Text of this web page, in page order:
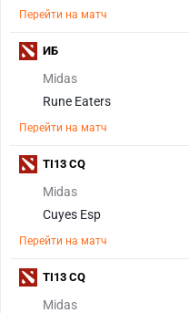
Перейти на матч
Midas
Rune Eaters
Перейти на матч
ИБ
Midas
Cuyes Esp
Перейти на матч
TI13 CQ
Midas
TI13 CQ